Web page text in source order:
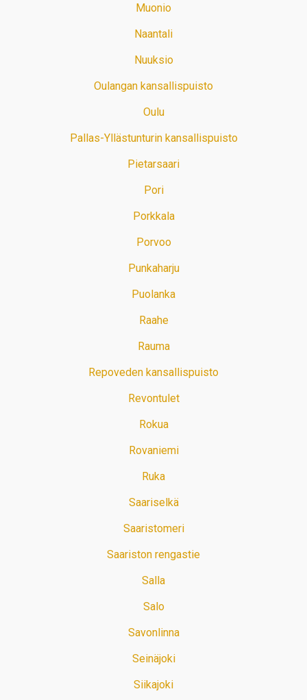
Muonio
Naantali
Nuuksio
Oulangan kansallispuisto
Oulu
Pallas-Yllästunturin kansallispuisto
Pietarsaari
Pori
Porkkala
Porvoo
Punkaharju
Puolanka
Raahe
Rauma
Repoveden kansallispuisto
Revontulet
Rokua
Rovaniemi
Ruka
Saariselkä
Saaristomeri
Saariston rengastie
Salla
Salo
Savonlinna
Seinäjoki
Siikajoki